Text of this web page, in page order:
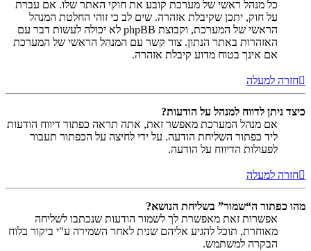
כל מנהל ראשי של מערכת קובע את חוקי האתר שלו. אם עברת
על חוק, יתכן שקיבלת אזהרה. שים לב כי זוהי החלטת המנהל
הראשי של המערכת, וקבוצת phpBB לא יכולה לעשות דבר עם
האזהרות באתר הנתון. צור קשר עם המנהל הראשי של המערכת
אם אינך בטוח מדוע קיבלת אזהרה.
חזרה למעלה
כיצד ניתן לדווח למנהל על הודעות?
אם מנהל המערכת מאפשר זאת, אתה תראה כפתור דיווח הודעות
ליד כפתור השליחת הודעה. על ידי לחיצה על הכפתור תעבור
לפעולות הדיווח על הודעה.
חזרה למעלה
מהו כפתור ה“שמור” בשליחת הנושא?
אפשרות זאת מאפשרת לך לשמור הודעות שנכתבו לשליחה
מאוחרת, תוכל להגיע אליהם שנית לאחר השמירה ע"י ביקור בלוח
הבקרה למשתמש.